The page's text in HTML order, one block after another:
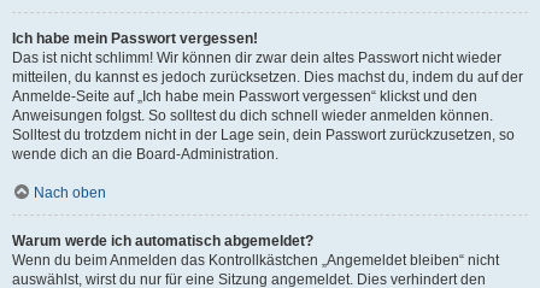
Ich habe mein Passwort vergessen!
Das ist nicht schlimm! Wir können dir zwar dein altes Passwort nicht wieder
mitteilen, du kannst es jedoch zurücksetzen. Dies machst du, indem du auf der
Anmelde-Seite auf „Ich habe mein Passwort vergessen“ klickst und den
Anweisungen folgst. So solltest du dich schnell wieder anmelden können.
Solltest du trotzdem nicht in der Lage sein, dein Passwort zurückzusetzen, so
wende dich an die Board-Administration.
Nach oben
Warum werde ich automatisch abgemeldet?
Wenn du beim Anmelden das Kontrollkästchen „Angemeldet bleiben“ nicht
auswählst, wirst du nur für eine Sitzung angemeldet. Dies verhindert den